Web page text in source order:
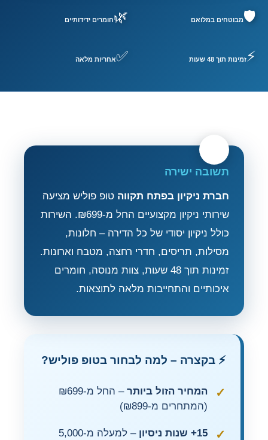
🛡️מבוטחים במלואם 🌿חומרים ידידותיים
⚡זמינות תוך 48 שעות ✅אחריות מלאה
תשובה ישירה
חברת ניקיון בפתח תקווה טופ פוליש מציעה
שירותי ניקיון מקצועיים החל מ-₪699. השירות
כולל ניקיון יסודי של כל הדירה – חלונות,
מסילות, תריסים, חדרי רחצה, מטבח וארונות.
זמינות תוך 48 שעות, צוות מנוסה, חומרים
איכותיים והתחייבות מלאה לתוצאות.
⚡ בקצרה – למה לבחור בטופ פוליש?
המחיר הזול ביותר
– החל מ-₪699
(המתחרים מ-₪899)
15+ שנות ניסיון
– למעלה מ-5,000